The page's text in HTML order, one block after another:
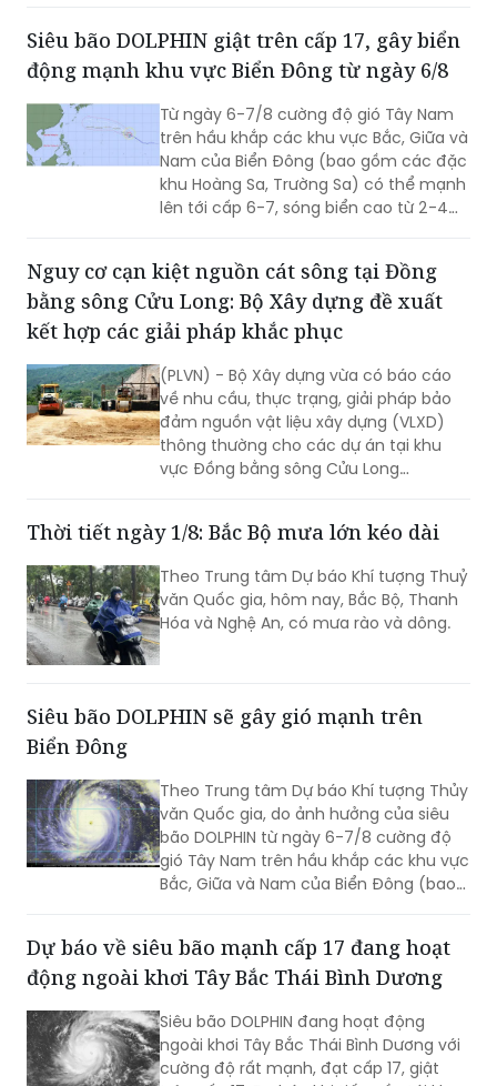
Từ ngày 6-7/8 cường độ gió Tây Nam
trên hầu khắp các khu vực Bắc, Giữa và
Nam của Biển Đông (bao gồm các đặc
khu Hoàng Sa, Trường Sa) có thể mạnh
lên tới cấp 6-7, sóng biển cao từ 2-4m,
biển động mạnh.
Nguy cơ cạn kiệt nguồn cát sông tại Đồng
kết hợp các giải pháp khắc phục
(PLVN) - Bộ Xây dựng vừa có báo cáo
về nhu cầu, thực trạng, giải pháp bảo
đảm nguồn vật liệu xây dựng (VLXD)
thông thường cho các dự án tại khu
vực Đồng bằng sông Cửu Long
(ĐBSCL).
Thời tiết ngày 1/8: Bắc Bộ mưa lớn kéo dài
Theo Trung tâm Dự báo Khí tượng Thuỷ
văn Quốc gia, hôm nay, Bắc Bộ, Thanh
Hóa và Nghệ An, có mưa rào và dông.
Siêu bão DOLPHIN sẽ gây gió mạnh trên
Theo Trung tâm Dự báo Khí tượng Thủy
bão DOLPHIN từ ngày 6-7/8 cường độ
gió Tây Nam trên hầu khắp các khu vực
Bắc, Giữa và Nam của Biển Đông (bao
gồm các đặc khu Hoàng Sa, Trường Sa)
có thể mạnh lên tới cấp 6-7, sóng biển
cao từ 2-4m, biển động rất mạnh.
Dự báo về siêu bão mạnh cấp 17 đang hoạt
Siêu bão DOLPHIN đang hoạt động
ngoài khơi Tây Bắc Thái Bình Dương với
cường độ rất mạnh, đạt cấp 17, giật
trên cấp 17. Dự báo khi tiến gần tới khu
vực phía Bắc của đảo Đài Loan (Trung
Quốc), siêu bão sẽ hút và làm gió Tây